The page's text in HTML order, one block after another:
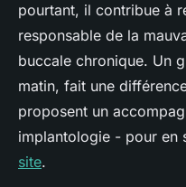
pourtant, il contribue à
responsable de la
buccale chronique. Un
matin, fait une
proposent un
implantologie - pour en
site.